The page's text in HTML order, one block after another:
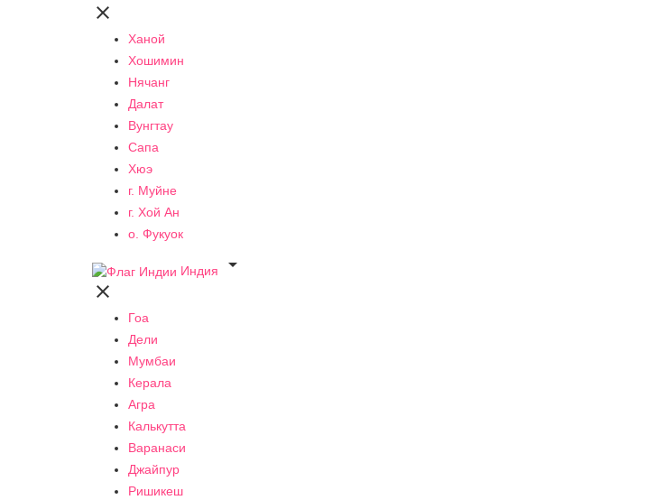

Ханой
Хошимин
Нячанг
Далат
Вунгтау
Сапа
Хюэ
г. Муйне
г. Хой Ан
о. Фукуок
Индия


Гоа
Дели
Мумбаи
Керала
Агра
Калькутта
Варанаси
Джайпур
Ришикеш